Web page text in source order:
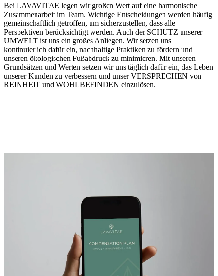
Bei LAVAVITAE legen wir großen Wert auf eine harmonische
Zusammenarbeit im Team. Wichtige Entscheidungen werden häufig
gemeinschaftlich getroffen, um sicherzustellen, dass alle
Perspektiven berücksichtigt werden. Auch der SCHUTZ unserer
UMWELT ist uns ein großes Anliegen. Wir setzen uns
kontinuierlich dafür ein, nachhaltige Praktiken zu fördern und
unseren ökologischen Fußabdruck zu minimieren. Mit unseren
Grundsätzen und Werten setzen wir uns täglich dafür ein, das Leben
unserer Kunden zu verbessern und unser VERSPRECHEN von
REINHEIT und WOHLBEFINDEN einzulösen.